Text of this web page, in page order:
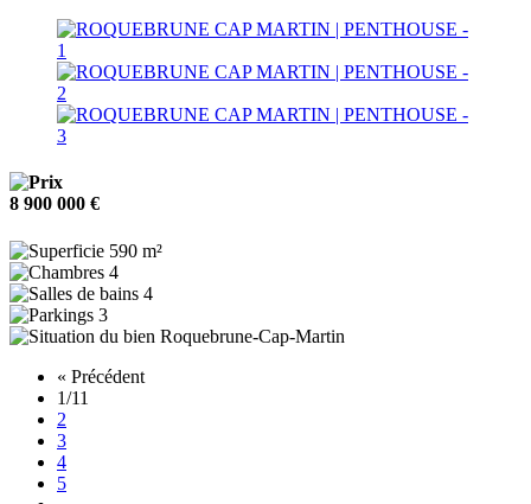
8 900 000 €
590 m²
4
4
3
Roquebrune-Cap-Martin
« Précédent
1/11
2
3
4
5